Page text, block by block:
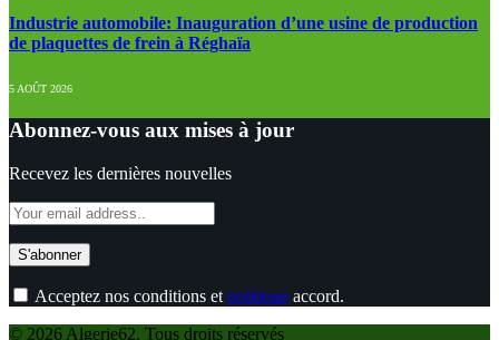
Industrie automobile: Inauguration d’une usine de production
de plaquettes de frein à Réghaïa
5 AOÛT 2026
Abonnez-vous aux mises à jour
Recevez les dernières nouvelles
Acceptez nos conditions et politique accord.
© 2026 Algerie62. Tous droits réservés